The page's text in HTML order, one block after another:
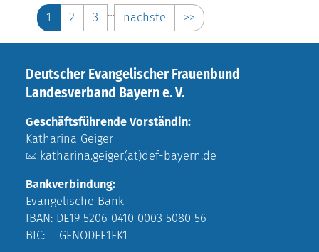
1 2 3 … nächste >>
Deutscher Evangelischer Frauenbund
Landesverband Bayern e. V.
Geschäftsführende Vorständin:
Katharina Geiger
katharina.geiger(at)def-bayern.de
Bankverbindung:
Evangelische Bank
IBAN: DE19 5206 0410 0003 5080 56
BIC: GENODEF1EK1